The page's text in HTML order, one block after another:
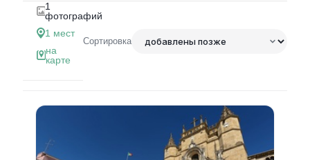
1
фотографий
1 мест
на
карте
Сортировка